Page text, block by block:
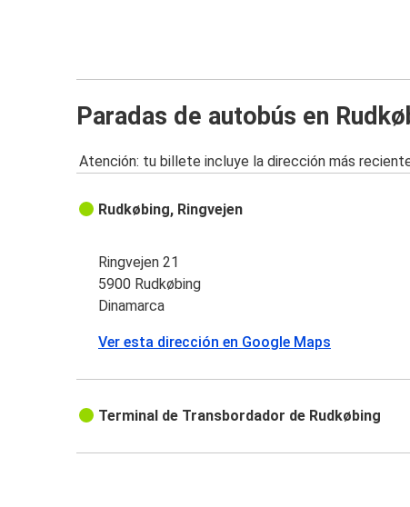
Paradas de autobús en
Atención: tu billete incluye la dirección más
Rudkøbing, Ringvejen
Ringvejen 21
5900 Rudkøbing
Dinamarca
Ver esta dirección en Google Maps
Terminal de Transbordador de Rudkøbing